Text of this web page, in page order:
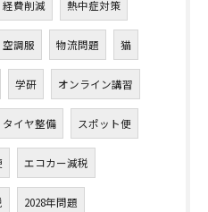
経費削減 熱中症対策
空調服 物流問題 猫
学研 オンライン講習
タイヤ整備 スポット便
エコカー減税
2028年問題